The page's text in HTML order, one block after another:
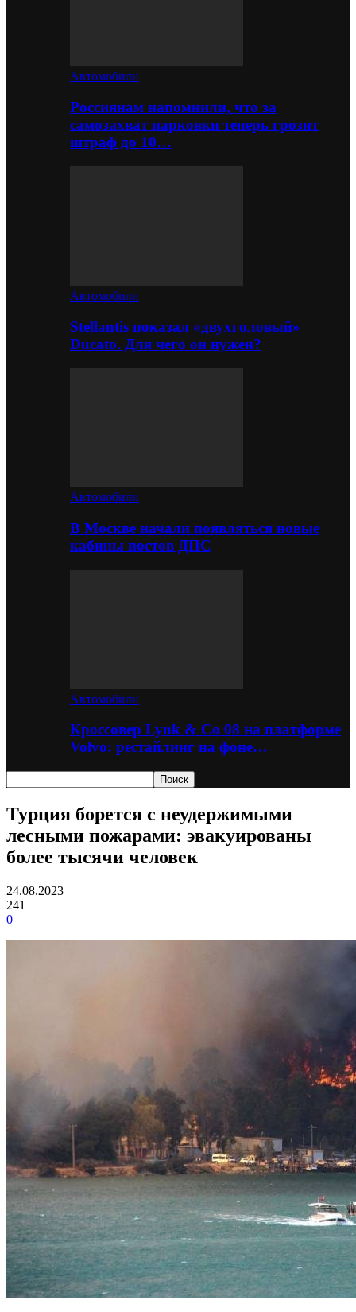
Автомобили
Россиянам напомнили, что за
самозахват парковки теперь грозит
штраф до 10…
Автомобили
Stellantis показал «двухголовый»
Ducato. Для чего он нужен?
Автомобили
В Москве начали появляться новые
кабины постов ДПС
Автомобили
Кроссовер Lynk & Co 08 на платформе
Volvo: рестайлинг на фоне…
Турция борется с неудержимыми
лесными пожарами: эвакуированы
более тысячи человек
24.08.2023
241
0